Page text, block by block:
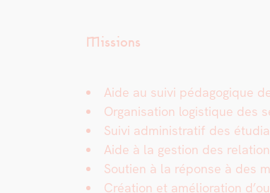
Missions
Aide au suivi péd­a­gogique
Organ­i­sa­tion logis­tique des
Suivi admin­is­tratif des
Aide à la ges­tion des
Sou­tien à la réponse à des
Créa­tion et amélio­ra­tion